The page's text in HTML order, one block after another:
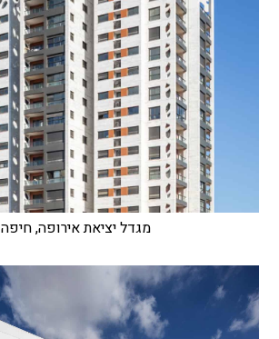
מגדל יציאת אירופה, חיפה